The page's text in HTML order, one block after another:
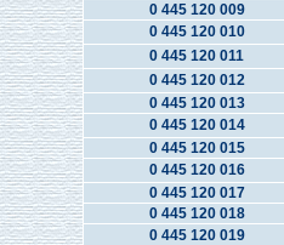
0 445 120 009
0 445 120 010
0 445 120 011
0 445 120 012
0 445 120 013
0 445 120 014
0 445 120 015
0 445 120 016
0 445 120 017
0 445 120 018
0 445 120 019